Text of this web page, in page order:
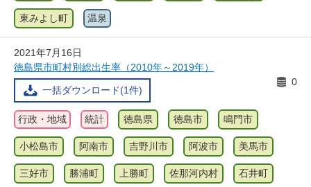
東みよし町 温泉
2021年7月16日
徳島県市町村別総出生率（2010年～2019年）
一括ダウンロード(1件)
0
行政・地域 統計 徳島県 徳島市 鳴門市
小松島市 阿南市 吉野川市 阿波市 美馬市
三好市 勝浦町 上勝町 佐那河内村 石井町